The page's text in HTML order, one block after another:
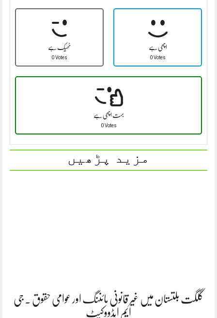
ٹھیک ہے
0 Votes
اچھی ہے
0 Votes
بہت اچھی ہے
0 Votes
مزید پڑھیں
گلگت بلتستان میں غیر قانونی مائننگ اور عوامی حقوق . جی
ایم ایڈووکیٹ